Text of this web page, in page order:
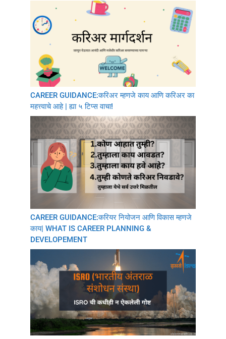
CAREER GUIDANCE:करिअर म्हणजे काय आणि करिअर का
महत्त्वाचे आहे | ह्या ५ टिप्स वाचा!
CAREER GUIDANCE:करियर नियोजन आणि विकास म्हणजे
काय| WHAT IS CAREER PLANNING &
DEVELOPEMENT